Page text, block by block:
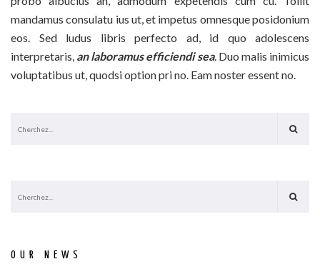
mandamus consulatu ius ut, et impetus omnesque posidonium
eos. Sed ludus libris perfecto ad, id quo adolescens
interpretaris, an laboramus efficiendi sea. Duo malis inimicus
voluptatibus ut, quodsi option pri no. Eam noster essent no.
OUR NEWS